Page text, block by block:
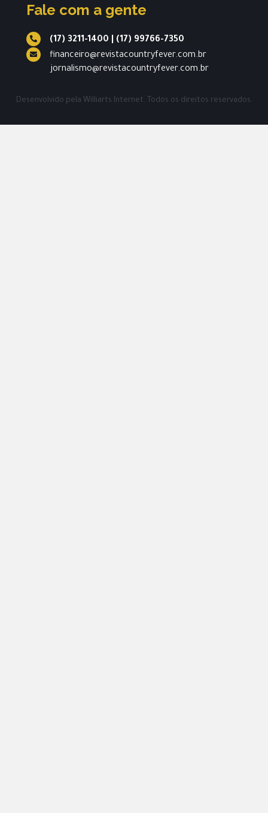
Fale com a gente
(17) 3211-1400
(17) 99766-7350
financeiro@revistacountryfever.com.br
jornalismo@revistacountryfever.com.br
Desenvolvido pela Williarts Internet. Todos os direitos reservados.